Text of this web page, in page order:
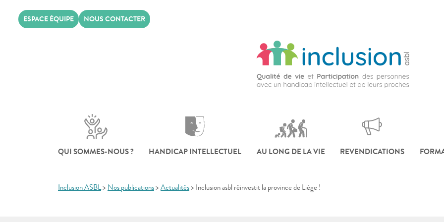
ESPACE ÉQUIPE NOUS CONTACTER
QUI SOMMES-NOUS ? HANDICAP INTELLECTUEL AU LONG DE LA VIE REVENDICATIONS
Inclusion ASBL> Nos publications > Actualités > Inclusion asbl réinvestit la province de Liège !